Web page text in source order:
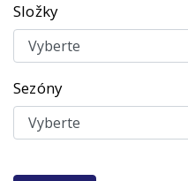
Složky
Sezóny